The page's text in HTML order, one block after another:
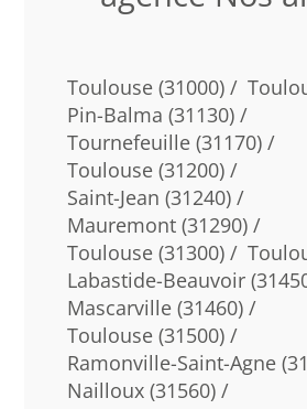
Toulouse (31000) /
Pin-Balma (31130) /
Tournefeuille (31170) /
Toulouse (31200) /
Saint-Jean (31240) /
Mauremont (31290) /
Toulouse (31300) /
Labastide-Beauvoir
Mascarville (31460) /
Toulouse (31500) /
Ramonville-Saint-Agne
Nailloux (31560) /